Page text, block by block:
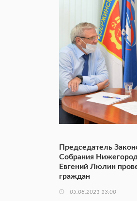
Председатель
Собрания
Евгений Люлин
граждан
05.08.2021 13:00